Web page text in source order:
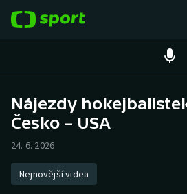
Hokej
Atletika
Nájezdy
Česko – USA
24. 6. 2026
Nejnovější videa